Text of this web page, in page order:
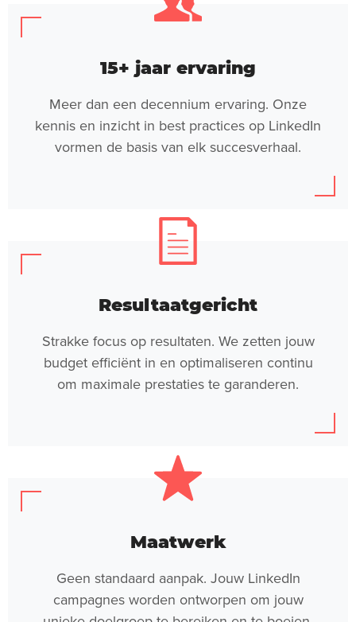
15+ jaar ervaring
Meer dan een decennium ervaring. Onze
kennis en inzicht in best practices op LinkedIn
vormen de basis van elk succesverhaal.
Resultaatgericht
Strakke focus op resultaten. We zetten jouw
budget efficiënt in en optimaliseren continu
om maximale prestaties te garanderen.
Maatwerk
Geen standaard aanpak. Jouw LinkedIn
campagnes worden ontworpen om jouw